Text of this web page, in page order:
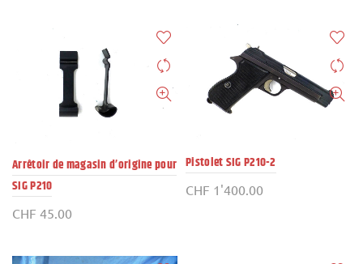
CHF 30.00.
CHF 15.00.
Arrêtoir de magasin d’origine pour
SIG P210
CHF 45.00
Pistolet SIG P210-2
CHF 1'400.00